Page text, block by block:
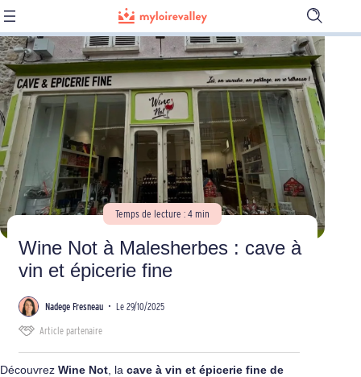
Ouvrir
la
barre
de
Temps de lecture : 4 min
Wine Not à Malesherbes : cave à
vin et épicerie fine
Nadege Fresneau • Le 29/10/2025
Article partenaire
Découvrez Wine Not , la cave à vin et épicerie fine de